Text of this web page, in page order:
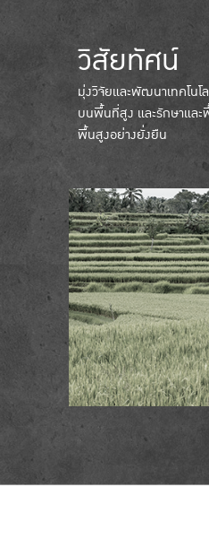
วิสัยทัศน์
มุ่งวิจัยและพัฒนาเทคโน
บนพื้นที่สูง และรักษาแล
พื้นสูงอย่างยั่งยืน